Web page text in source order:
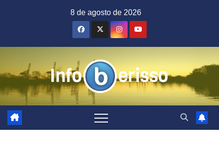
8 de agosto de 2026